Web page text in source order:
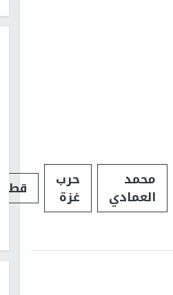
محمد
العمادي
حرب
غزة قطر